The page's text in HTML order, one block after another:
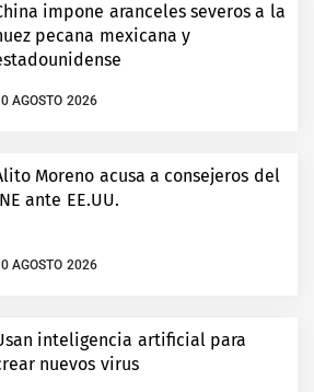
impone aranceles severos a la
pecana mexicana y
AGOSTO 2026
Moreno acusa a consejeros del
ante EE.UU.
AGOSTO 2026
inteligencia artificial para
nuevos virus